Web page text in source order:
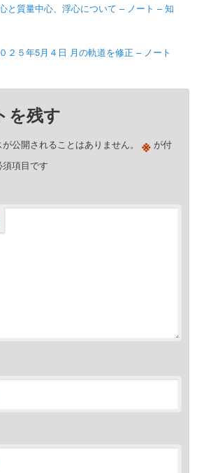
と質量中心、浮心について – ノート – 知
２５年5月４日 月の軌道を修正 – ノート
を残す
公開されることはありません。 ※ が付
項目です